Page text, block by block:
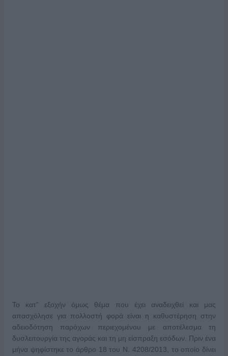
Το κατ” εξοχήν όμως θέμα που έχει αναδειχθεί και μας
απασχόλησε για πολλοστή φορά είναι η καθυστέρηση στην
αδειοδότηση παρόχων περιεχομένου με αποτέλεσμα τη
δυσλειτουργία της αγοράς και τη μη είσπραξη εσόδων. Πριν ένα
μήνα ψηφίστηκε το άρθρο 18 του Ν. 4208/2013, το οποίο δίνει